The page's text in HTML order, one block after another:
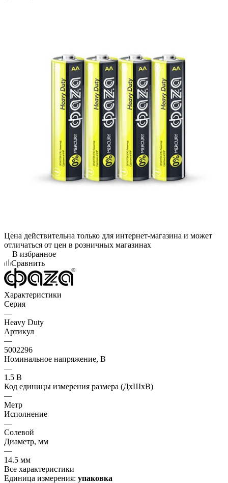
Цена действительна только для интернет-магазина и может
отличаться от цен в розничных магазинах
В избранное
Сравнить
Характеристики
Серия
—
Heavy Duty
Артикул
—
5002296
Номинальное напряжение, В
—
1.5 В
Код единицы измерения размера (ДхШхВ)
—
Метр
Исполнение
—
Солевой
Диаметр, мм
—
14.5 мм
Все характеристики
Единица измерения: упаковка